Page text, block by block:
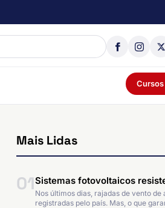
Cursos
Mais Lidas
01Sistemas fotovoltaicos
Nos últimos dias, rajadas de vento de
registradas pelo país. Mas, o que